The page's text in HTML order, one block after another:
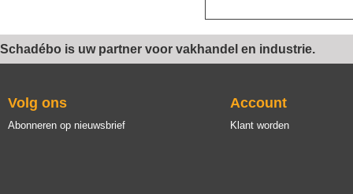
Schadébo is uw partner voor vakhandel en industrie.
Volg ons
Abonneren op nieuwsbrief
Account
Klant worden